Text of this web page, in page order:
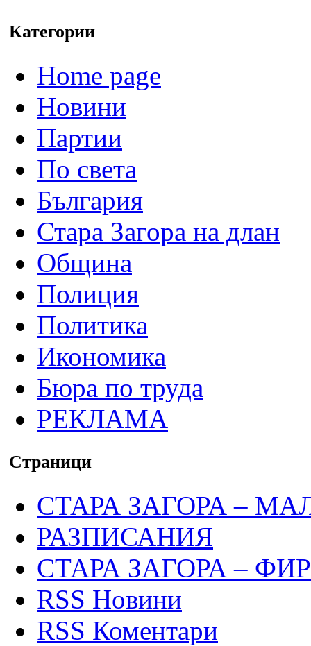
Категории
Home page
Новини
Партии
По света
България
Стара Загора на длан
Община
Полиция
Политика
Икономика
Бюра по труда
РЕКЛАМА
Страници
СТАРА ЗАГОРА –
РАЗПИСАНИЯ
СТАРА ЗАГОРА –
RSS Новини
RSS Коментари